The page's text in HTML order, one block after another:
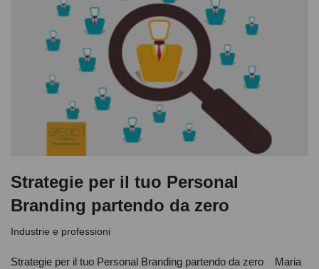
Strategie per il tuo Personal
Branding partendo da zero
Industrie e professioni
Strategie per il tuo Personal Branding partendo da zero Maria